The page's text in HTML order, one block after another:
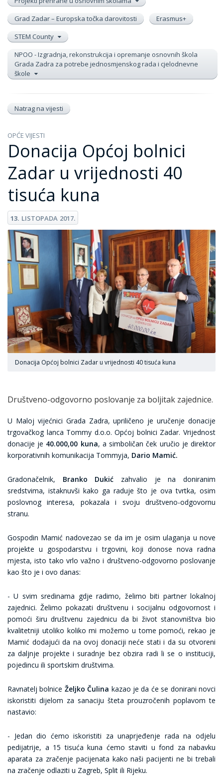
Grad Zadar – Europska točka darovitosti
Erasmus+
STEM County
NPOO - Izgradnja, rekonstrukcija i opremanje osnovnih škola
Grada Zadra za potrebe jednosmjenskog rada i cjelodnevne
škole
Natrag na vijesti
OPĆE VIJESTI
Donacija Općoj bolnici
Zadar u vrijednosti 40
tisuća kuna
13. LISTOPADA 2017.
Donacija Općoj bolnici Zadar u vrijednosti 40 tisuća kuna
Društveno-odgovorno poslovanje za boljitak zajednice.
U Maloj vijećnici Grada Zadra, upriličeno je uručenje donacije
trgovačkog lanca Tommy d.o.o. Općoj bolnici Zadar. Vrijednost
donacije je 40.000,00 kuna, a simboličan ček uručio je direktor
korporativnih komunikacija Tommyja, Dario Mamić.
Gradonačelnik, Branko Dukić zahvalio je na doniranim
sredstvima, istaknuvši kako ga raduje što je ova tvrtka, osim
poslovnog interesa, pokazala i svoju društveno-odgovornu
stranu.
Gospodin Mamić nadovezao se da im je osim ulaganja u nove
projekte u gospodarstvu i trgovini, koji donose nova radna
mjesta, isto tako vrlo važno i društveno-odgovorno poslovanje
kao što je i ovo danas:
- U svim sredinama gdje radimo, želimo biti partner lokalnoj
zajednici. Želimo pokazati društvenu i socijalnu odgovornost i
pomoći širu društvenu zajednicu da bi život stanovništva bio
kvalitetniji utoliko koliko mi možemo u tome pomoći, rekao je
Mamić dodajući da na ovoj donaciji neće stati i da su otvoreni
za daljnje projekte i suradnje bez obzira radi li se o instituciji,
pojedincu ili sportskim društvima.
Ravnatelj bolnice Željko Čulina kazao je da će se donirani novci
iskoristiti dijelom za sanaciju šteta prouzročenih poplavom te
nastavio:
- Jedan dio ćemo iskoristiti za unaprjeđenje rada na odjelu
pedijatrije, a 15 tisuća kuna ćemo staviti u fond za nabavku
aparata za zračenje pacijenata kako naši pacijenti ne bi trebali
na zračenje odlaziti u Zagreb, Split ili Rijeku.